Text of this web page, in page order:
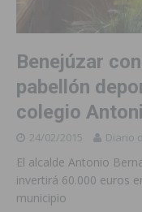
Benejúzar
pabellón
colegio
24/02/2015 Diario
El alcalde Antonio
invertirá 60.000 euros
municipio